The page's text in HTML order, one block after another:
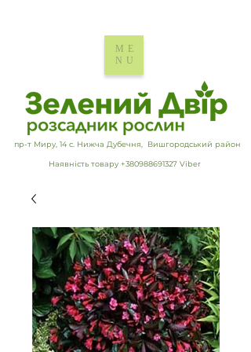
пр-т Миру, 14 с. Нижча Дубечня, Вишгородський район
Наявність товару +380988691327 Viber
ME
NU